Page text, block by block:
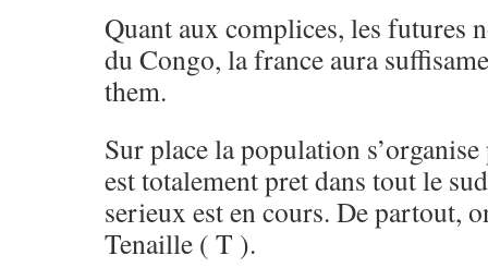
Quant aux complices, les futures
du Congo, la france aura
them.
Sur place la population
est totalement pret dans tout le
serieux est en cours. De partout,
Tenaille ( T ).